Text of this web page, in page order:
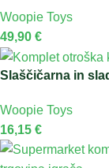
Woopie Toys
49,90 €
Slaščičarna in
Woopie Toys
16,15 €